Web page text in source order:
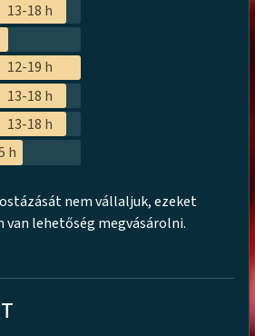
13-18 h
12-19 h
13-18 h
13-18 h
h
nem vállaljuk, ezeket
lehetőség megvásárolni.